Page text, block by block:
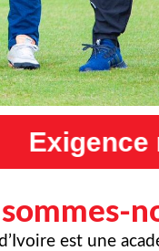
rigueur
est une